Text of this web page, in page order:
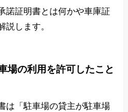
諾証明書とは何かや車庫証
説します。
場の利用を許可したこと
は「駐車場の貸主が駐車場